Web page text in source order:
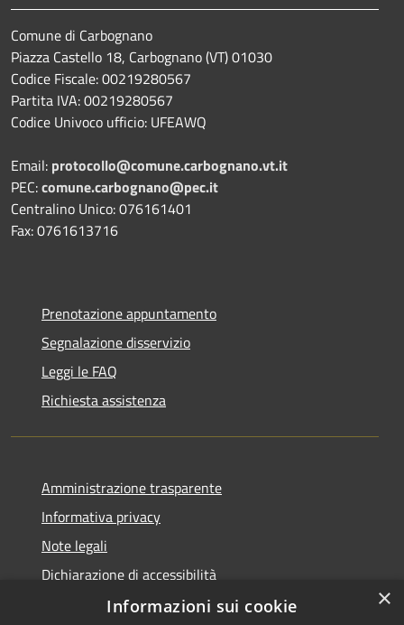
Comune di Carbognano
Piazza Castello 18, Carbognano (VT) 01030
Codice Fiscale: 00219280567
Partita IVA: 00219280567
Codice Univoco ufficio: UFEAWQ
Email: protocollo@comune.carbognano.vt.it
PEC:comune.carbognano@pec.it
Centralino Unico: 076161401
Fax: 0761613716
Prenotazione appuntamento
Segnalazione disservizio
Leggi le FAQ
Richiesta assistenza
Amministrazione trasparente
Informativa privacy
Note legali
Dichiarazione di accessibilità
×
Informazioni sui cookie